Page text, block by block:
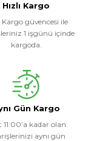
Hızlı Kargo
Kargo güvencesi ile
1 işgünü içinde
kargoda.
Gün Kargo
11:00’a kadar olan
aynı gün